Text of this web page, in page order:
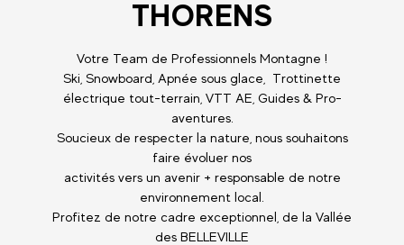
THORENS
Votre Team de Professionnels Montagne !
Ski, Snowboard, Apnée sous glace, Trottinette
électrique tout-terrain, VTT AE, Guides & Pro-
aventures.
Soucieux de respecter la nature, nous souhaitons
faire évoluer nos
activités vers un avenir + responsable de notre
environnement local.
Profitez de notre cadre exceptionnel, de la Vallée
des BELLEVILLE